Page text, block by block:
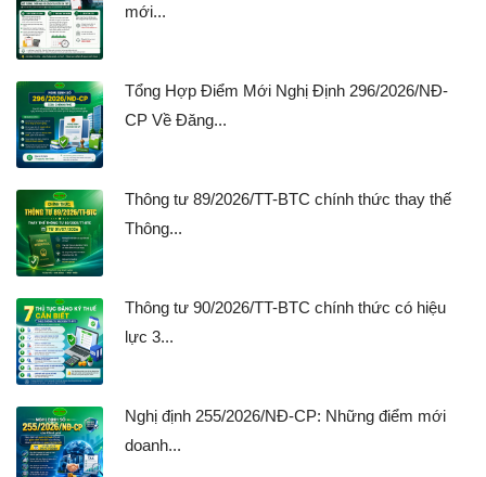
mới...
Tổng Hợp Điểm Mới Nghị Định 296/2026/NĐ-
CP Về Đăng...
Thông tư 89/2026/TT-BTC chính thức thay thế
Thông...
Thông tư 90/2026/TT-BTC chính thức có hiệu
lực 3...
Nghị định 255/2026/NĐ-CP: Những điểm mới
doanh...